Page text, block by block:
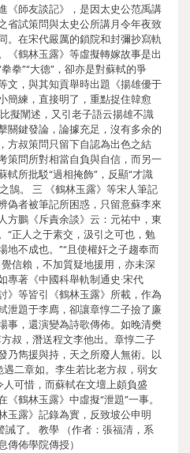
《師友談記》，是因太史公范禹講
省試策問與太史公所講月令年夜致
。在宋代嚴厲的鎖院和封彌抄寫軌
《鶴林玉露》等虛擬轉嫁故事是出
拳”“大德”，卻亦是對蘇軾的爭
文，與其知貢舉時出題《揚雄優于
簡練，直接明了，重點捉住韓愈
擬闡述，又引老子語云揚雄不識
關鍵發論，論據充足，沒有多余的
方叔策問只留下自認為出色之結
策問所對相當自負與自信，而另一
所批駁“過相掩飾”，反顯“才識
鵠。 三 《鶴林玉露》等宋人筆記
偽者被筆記所困惑，只留意蘇李來
方鵬《斥責余談》云：元祐中，東
“正人之于素交，汲引之可也，勉
地不成也。”“且使權奸之子趨奉而
信賴，不加質疑地援用，亦未深
專著《中國科舉軌制通史·宋代
》等皆引《鶴林玉露》所載，作為
泄題于李廌，卻讓章惇二子撿了廉
事，還演變為詩歌傳佈。如晚清樊
叔，潛送程文李他出。章惇二子
乃雋援與持，天之所廢人無術。以
遇二章如。李生若比老方叔，弱女
可惜，而蘇軾在文壇上頗負盛
鶴林玉露》中虛擬“泄題”一事。
玉露》記錄為實，反致坡公申明
誡了。 教學 （作者：張福清，系
傳佈學院傳授）